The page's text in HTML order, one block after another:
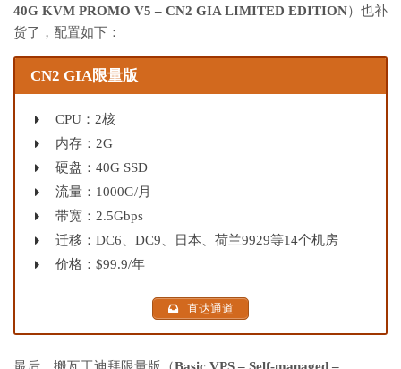
40G KVM PROMO V5 – CN2 GIA LIMITED EDITION）也补
货了，配置如下：
CN2 GIA限量版
CPU：2核
内存：2G
硬盘：40G SSD
流量：1000G/月
带宽：2.5Gbps
迁移：DC6、DC9、日本、荷兰9929等14个机房
价格：$99.9/年
直达通道